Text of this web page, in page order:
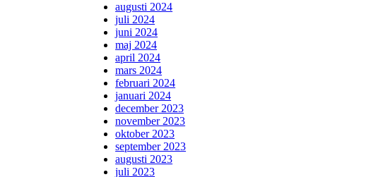
augusti 2024
juli 2024
juni 2024
maj 2024
april 2024
mars 2024
februari 2024
januari 2024
december 2023
november 2023
oktober 2023
september 2023
augusti 2023
juli 2023